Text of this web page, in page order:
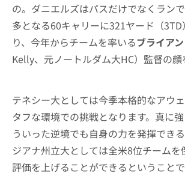
の。ダニエルズはパスだけでなくラン
多となる60キャリーに321ヤード（
り、今年からチームを率いるブライア
Kelly、元ノートルダム大HC）監督の顔
テネシー大としては今季本格的なアウ
タフな環境での挑戦となります。真に
ういった逆境でも自身の力を発揮でき
ジアナ州立大としては全米8位チームを
評価を上げることができるということ